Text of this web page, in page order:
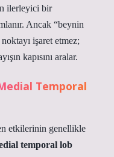
ilerleyici bir
Ancak “beynin
işaret etmez;
kapısını aralar.
Temporal
etkilerinin genellikle
temporal lob